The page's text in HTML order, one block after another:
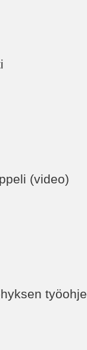
(video)
työohje